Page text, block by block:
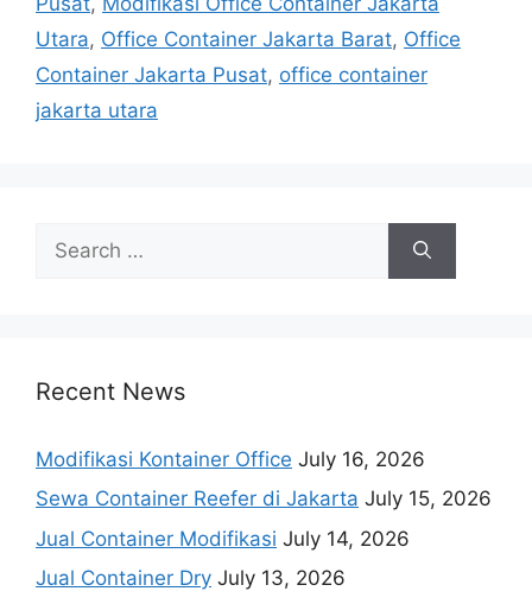
Utara, Office Container Jakarta Barat, Office
Container Jakarta Pusat, office container
jakarta utara
for:
Recent News
Modifikasi Kontainer Office July 16, 2026
Sewa Container Reefer di Jakarta July 15, 2026
Jual Container Modifikasi July 14, 2026
Jual Container Dry July 13, 2026